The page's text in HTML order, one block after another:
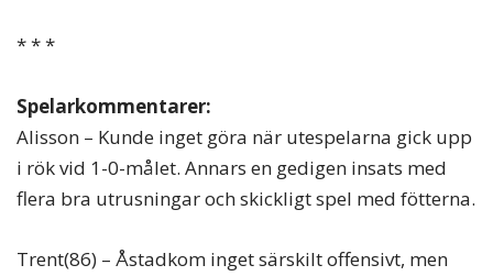
* * *
Spelarkommentarer:
Alisson – Kunde inget göra när utespelarna gick upp
i rök vid 1-0-målet. Annars en gedigen insats med
flera bra utrusningar och skickligt spel med fötterna.
Trent(86) – Åstadkom inget särskilt offensivt, men